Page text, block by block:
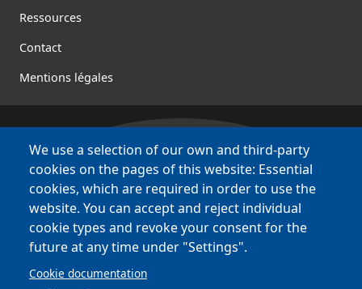
Footer
Ressources
Contact
Mentions légales
Bretagne Culture Diversité
des sites variés !
Sites
BCD
Bazhvalan
Bécédia
BED
We use a selection of our own and third-party
cookies on the pages of this website: Essential
cookies, which are required in order to use the
website. You can accept and reject individual
cookie types and revoke your consent for the
future at any time under "Settings".
Cookie documentation